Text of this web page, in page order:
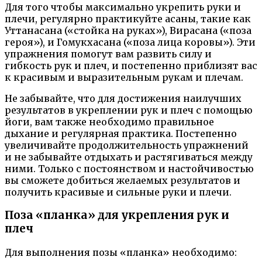
Для того чтобы максимально укрепить руки и
плечи, регулярно практикуйте асаны, такие как
Уттанасана («стойка на руках»), Вирасана («поза
героя»), и Гомукхасана («поза лица коровы»). Эти
упражнения помогут вам развить силу и
гибкость рук и плеч, и постепенно приблизят вас
к красивым и выразительным рукам и плечам.
Не забывайте, что для достижения наилучших
результатов в укреплении рук и плеч с помощью
йоги, вам также необходимо правильное
дыхание и регулярная практика. Постепенно
увеличивайте продолжительность упражнений
и не забывайте отдыхать и растягиваться между
ними. Только с постоянством и настойчивостью
вы сможете добиться желаемых результатов и
получить красивые и сильные руки и плечи.
Поза «планка» для укрепления рук и
плеч
Для выполнения позы «планка» необходимо: